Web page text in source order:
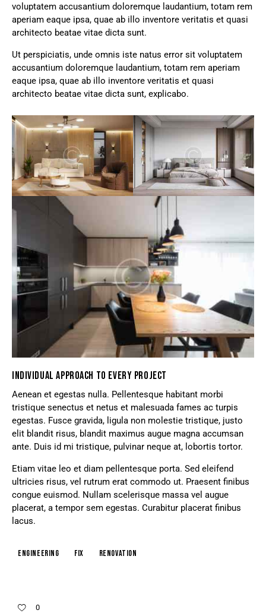
voluptatem accusantium doloremque laudantium, totam rem
aperiam eaque ipsa, quae ab illo inventore veritatis et quasi
architecto beatae vitae dicta sunt.
Ut perspiciatis, unde omnis iste natus error sit voluptatem
accusantium doloremque laudantium, totam rem aperiam
eaque ipsa, quae ab illo inventore veritatis et quasi
architecto beatae vitae dicta sunt, explicabo.
INDIVIDUAL APPROACH TO EVERY PROJECT
Aenean et egestas nulla. Pellentesque habitant morbi
tristique senectus et netus et malesuada fames ac turpis
egestas. Fusce gravida, ligula non molestie tristique, justo
elit blandit risus, blandit maximus augue magna accumsan
ante. Duis id mi tristique, pulvinar neque at, lobortis tortor.
Etiam vitae leo et diam pellentesque porta. Sed eleifend
ultricies risus, vel rutrum erat commodo ut. Praesent finibus
congue euismod. Nullam scelerisque massa vel augue
placerat, a tempor sem egestas. Curabitur placerat finibus
lacus.
engineering fix renovation
0